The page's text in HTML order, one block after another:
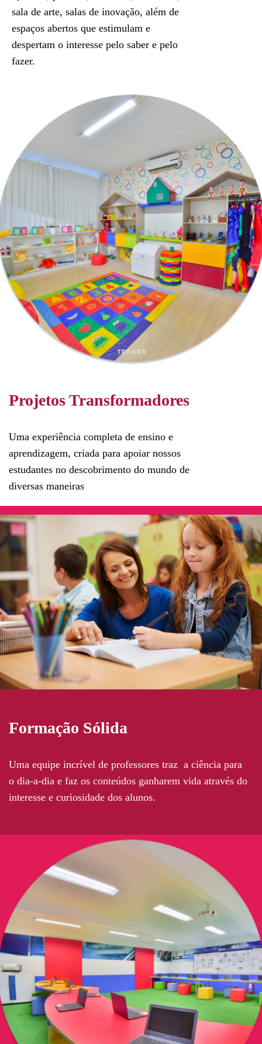
sala de arte, salas de inovação, além de
espaços abertos que estimulam e
despertam o interesse pelo saber e pelo
fazer.
Projetos Transformadores
Uma experiência completa de ensino e
aprendizagem, criada para apoiar nossos
estudantes no descobrimento do mundo de
diversas maneiras
Formação Sólida
Uma equipe incrível de professores traz a ciência para
o dia-a-dia e faz os conteúdos ganharem vida através do
interesse e curiosidade dos alunos.